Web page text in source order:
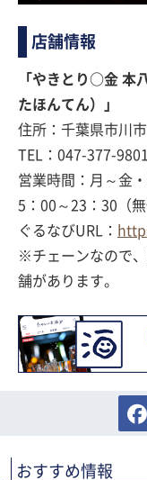
店舗情報
「やきとり○金 本
たほんてん）」
住所：千葉県市川
TEL：047-377-9801
営業時間：月～金
5：00～23：30（無
ぐるなびURL：
※チェーンなので
舗があります。
おすすめ情報